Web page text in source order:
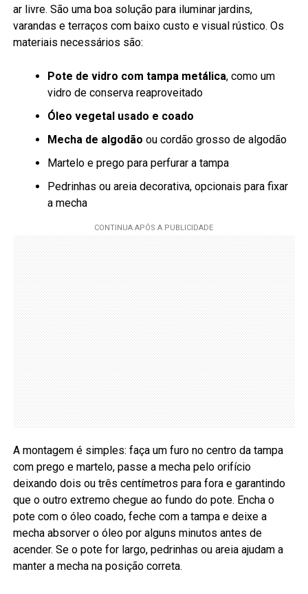
ar livre. São uma boa solução para iluminar jardins,
varandas e terraços com baixo custo e visual rústico. Os
materiais necessários são:
Pote de vidro com tampa metálica, como um
vidro de conserva reaproveitado
Óleo vegetal usado e coado
Mecha de algodão ou cordão grosso de algodão
Martelo e prego para perfurar a tampa
Pedrinhas ou areia decorativa, opcionais para fixar
a mecha
A montagem é simples: faça um furo no centro da tampa
com prego e martelo, passe a mecha pelo orifício
deixando dois ou três centímetros para fora e garantindo
que o outro extremo chegue ao fundo do pote. Encha o
pote com o óleo coado, feche com a tampa e deixe a
mecha absorver o óleo por alguns minutos antes de
acender. Se o pote for largo, pedrinhas ou areia ajudam a
manter a mecha na posição correta.